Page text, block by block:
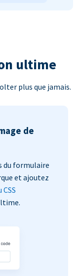
ultime
plus que jamais.
de
du formulaire
et ajoutez
CSS